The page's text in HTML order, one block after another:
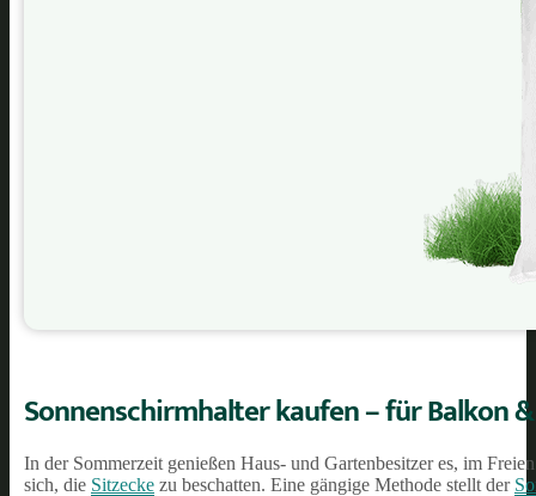
Sonnenschirmhalter kaufen – für Balkon
In der Sommerzeit genießen Haus- und Gartenbesitzer es, im
sich, die Sitzecke zu beschatten. Eine gängige Methode stellt der